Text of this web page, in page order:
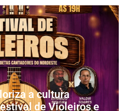
a cultura
de Violeiros e